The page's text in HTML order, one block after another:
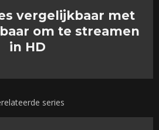
vergelijkbaar met
om te streamen
in HD
series